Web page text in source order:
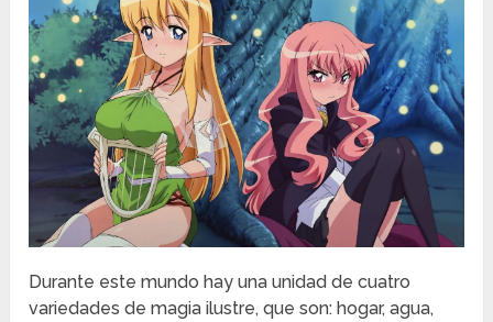
Durante este mundo hay una unidad de cuatro
variedades de magia ilustre, que son: hogar, agua,